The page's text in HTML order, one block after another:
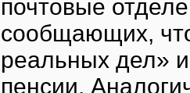
почтовые
сообщающих,
реальных дел»
пенсии.